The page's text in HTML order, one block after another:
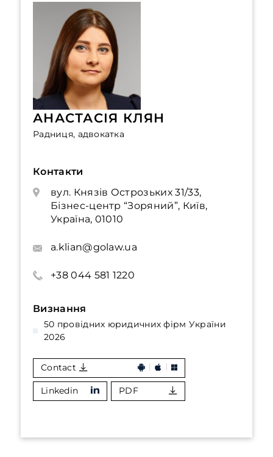
АНАСТАСІЯ КЛЯН
Радниця, адвокатка
Контакти
вул. Князів Острозьких 31/33,
Бізнес-центр “Зоряний”, Київ,
Україна, 01010
a.klian@golaw.ua
+38 044 581 1220
Визнання
50 провідних юридичних фірм України
2026
Contact
Linkedin PDF